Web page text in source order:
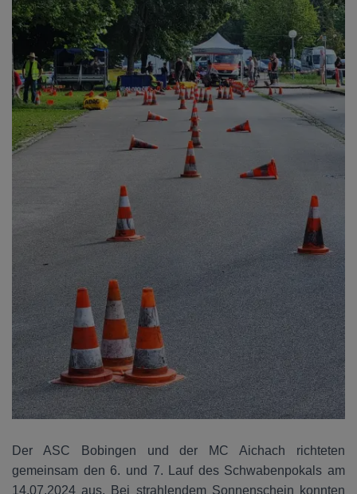
Der ASC Bobingen und der MC Aichach richteten
gemeinsam den 6. und 7. Lauf des Schwabenpokals am
14.07.2024 aus. Bei strahlendem Sonnenschein konnten